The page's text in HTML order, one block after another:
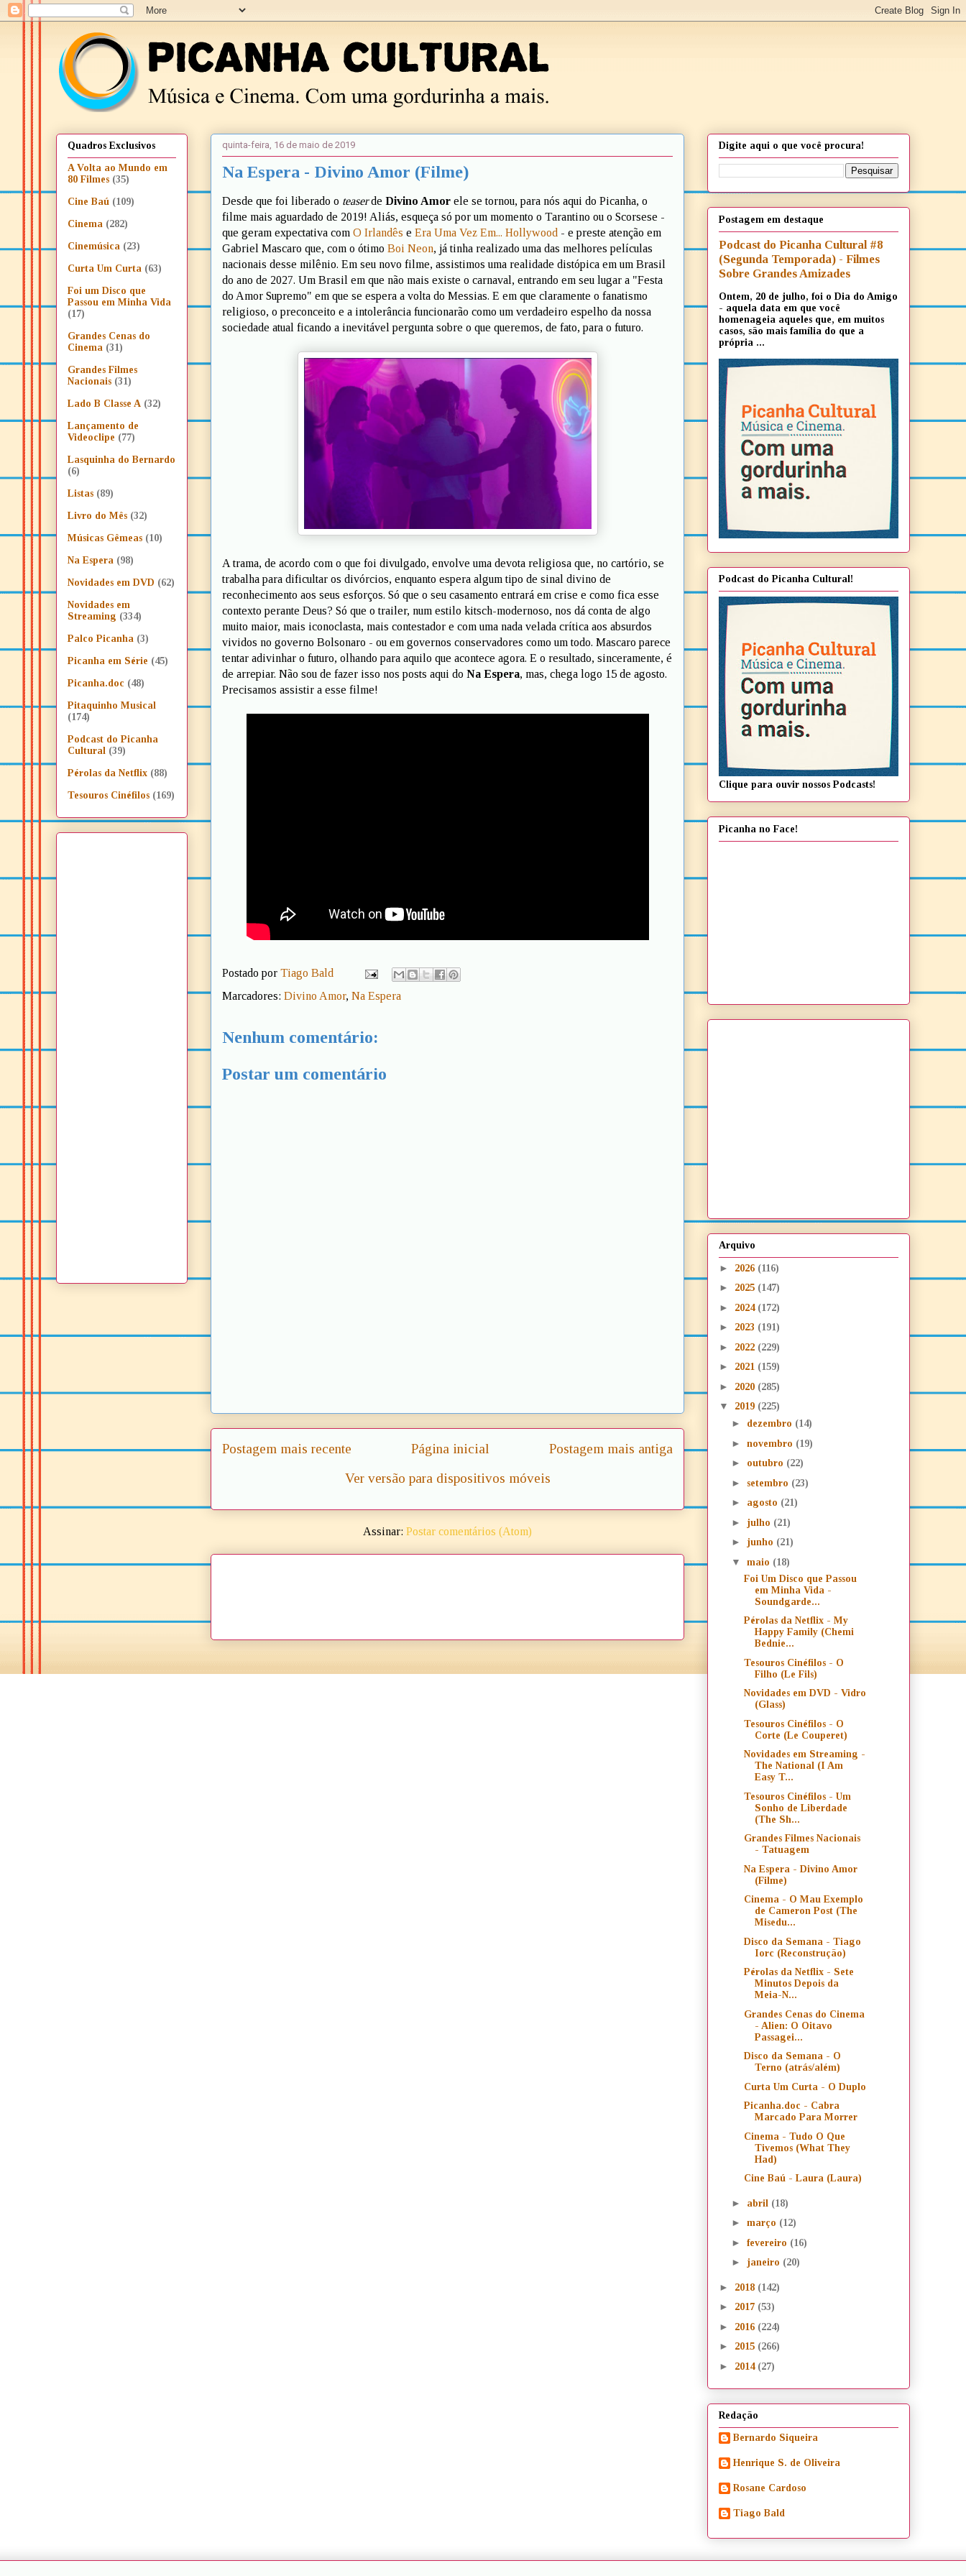
quinta-feira, 16 de maio de 2019
Na Espera - Divino Amor (Filme)
Desde que foi liberado o teaserde Divino Amor ele se tornou, para nós aqui do Picanha, o
filme mais aguardado de 2019! Aliás, esqueça só por um momento o Tarantino ou o Scorsese -
que geram expectativa com O Irlandês e Era Uma Vez Em... Hollywood - e preste atenção em
Gabriel Mascaro que, com o ótimo Boi Neon, já tinha realizado uma das melhores películas
nacionais desse milênio. Em seu novo filme, assistimos uma realidade distópica em um Brasil
do ano de 2027. Um Brasil em que não mais existe o carnaval, entrando em seu lugar a "Festa
do Amor Supremo" em que se espera a volta do Messias. E em que claramente o fanatismo
religioso, o preconceito e a intolerância funcionarão como um verdadeiro espelho da nossa
sociedade atual ficando a inevitável pergunta sobre o que queremos, de fato, para o futuro.
A trama, de acordo com o que foi divulgado, envolve uma devota religiosa que, no cartório, se
trabalha para dificultar os divórcios, enquanto espera algum tipo de sinal divino de
reconhecimento aos seus esforços. Só que o seu casamento entrará em crise e como fica esse
contexto perante Deus? Só que o trailer, num estilo kitsch-modernoso, nos dá conta de algo
muito maior, mais iconoclasta, mais contestador e com uma nada velada crítica aos absurdos
vividos no governo Bolsonaro - ou em governos conservadores como um todo. Mascaro parece
tentar adivinhar o futuro, olhando para aquilo que acontece agora. E o resultado, sinceramente, é
de arrepiar. Não sou de fazer isso nos posts aqui do Na Espera, mas, chega logo 15 de agosto.
Precisamos assistir a esse filme!
Postado por Tiago Bald
Marcadores: Divino Amor, Na Espera
Nenhum comentário:
Postar um comentário
Postagem mais recente Postagem mais antiga
Página inicial
Ver versão para dispositivos móveis
Assinar: Postar comentários (Atom)
Quadros Exclusivos
A Volta ao Mundo em
80 Filmes (35)
Cine Baú (109)
Cinema (282)
Cinemúsica (23)
Curta Um Curta (63)
Foi um Disco que
Passou em Minha Vida
(17)
Grandes Cenas do
Cinema (31)
Grandes Filmes
Nacionais (31)
Lado B Classe A (32)
Lançamento de
Videoclipe (77)
Lasquinha do Bernardo
(6)
Listas (89)
Livro do Mês (32)
Músicas Gêmeas (10)
Na Espera (98)
Novidades em DVD (62)
Novidades em
Streaming (334)
Palco Picanha (3)
Picanha em Série (45)
Picanha.doc (48)
Pitaquinho Musical
(174)
Podcast do Picanha
Cultural (39)
Pérolas da Netflix (88)
Tesouros Cinéfilos (169)
Digite aqui o que você procura!
Postagem em destaque
Podcast do Picanha Cultural #8
(Segunda Temporada) - Filmes
Sobre Grandes Amizades
Ontem, 20 de julho, foi o Dia do Amigo
- aquela data em que você
homenageia aqueles que, em muitos
casos, são mais família do que a
própria ...
Podcast do Picanha Cultural!
Clique para ouvir nossos Podcasts!
Picanha no Face!
Arquivo
► 2026 (116)
► 2025 (147)
► 2024 (172)
► 2023 (191)
► 2022 (229)
► 2021 (159)
► 2020 (285)
▼ 2019 (225)
► dezembro (14)
► novembro (19)
► outubro (22)
► setembro (23)
► agosto (21)
► julho (21)
► junho (21)
▼ maio (18)
Foi Um Disco que Passou
em Minha Vida -
Soundgarde...
Pérolas da Netflix - My
Happy Family (Chemi
Bednie...
Tesouros Cinéfilos - O
Filho (Le Fils)
Novidades em DVD - Vidro
(Glass)
Tesouros Cinéfilos - O
Corte (Le Couperet)
Novidades em Streaming -
The National (I Am
Easy T...
Tesouros Cinéfilos - Um
Sonho de Liberdade
(The Sh...
Grandes Filmes Nacionais
- Tatuagem
Na Espera - Divino Amor
(Filme)
Cinema - O Mau Exemplo
de Cameron Post (The
Misedu...
Disco da Semana - Tiago
Iorc (Reconstrução)
Pérolas da Netflix - Sete
Minutos Depois da
Meia-N...
Grandes Cenas do Cinema
- Alien: O Oitavo
Passagei...
Disco da Semana - O
Terno (atrás/além)
Curta Um Curta - O Duplo
Picanha.doc - Cabra
Marcado Para Morrer
Cinema - Tudo O Que
Tivemos (What They
Had)
Cine Baú - Laura (Laura)
► abril (18)
► março (12)
► fevereiro (16)
► janeiro (20)
► 2018 (142)
► 2017 (53)
► 2016 (224)
► 2015 (266)
► 2014 (27)
Redação
Bernardo Siqueira
Henrique S. de Oliveira
Rosane Cardoso
Tiago Bald